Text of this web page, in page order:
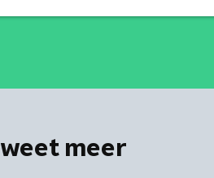
weet meer